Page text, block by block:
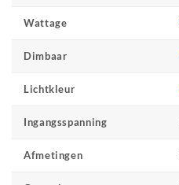
Wattage
Dimbaar
Lichtkleur
Ingangsspanning
Afmetingen